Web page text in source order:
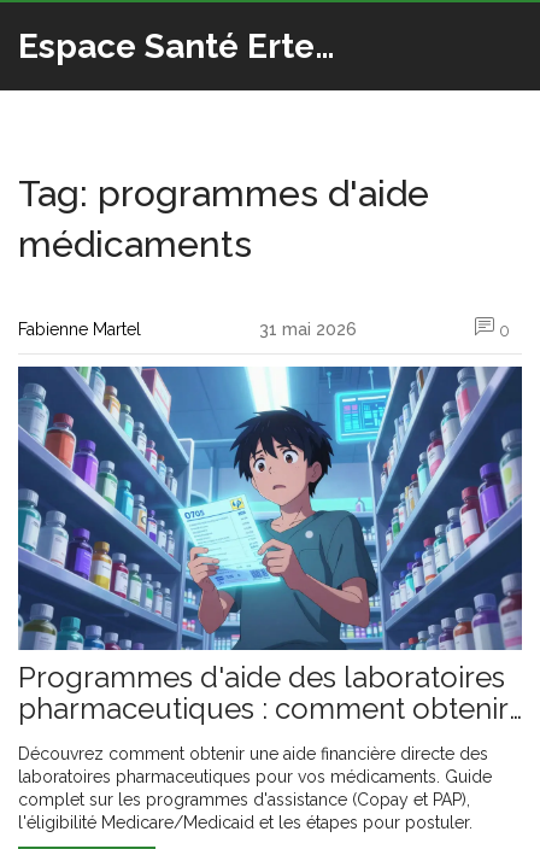
Espace Santé Ertedis
Tag: programmes d'aide
médicaments
Fabienne Martel 31 mai 2026 0
Programmes d'aide des laboratoires
pharmaceutiques : comment obtenir
une aide directe
Découvrez comment obtenir une aide financière directe des
laboratoires pharmaceutiques pour vos médicaments. Guide
complet sur les programmes d'assistance (Copay et PAP),
l'éligibilité Medicare/Medicaid et les étapes pour postuler.